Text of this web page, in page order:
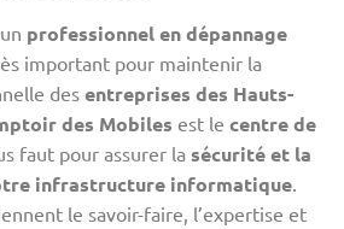
professionnel en dépannage
important pour maintenir la
des entreprises des Hauts-
des Mobiles est le centre de
faut pour assurer la sécurité et la
infrastructure informatique.
le savoir-faire, l’expertise et